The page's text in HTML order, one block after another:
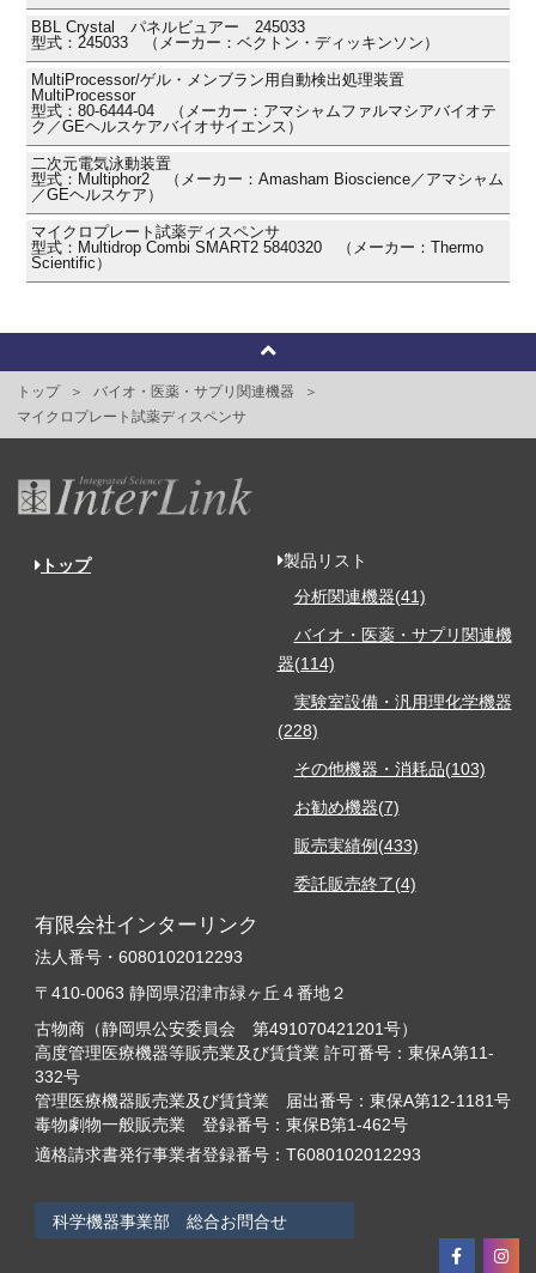
BBL Crystal パネルビュアー 245033
型式：245033 （メーカー：ベクトン・ディッキンソン）
MultiProcessor/ゲル・メンブラン用自動検出処理装置
MultiProcessor
型式：80-6444-04 （メーカー：アマシャムファルマシアバイオテ
ク／GEヘルスケアバイオサイエンス）
二次元電気泳動装置
型式：Multiphor2 （メーカー：Amasham Bioscience／アマシャム
／GEヘルスケア）
マイクロプレート試薬ディスペンサ
型式：Multidrop Combi SMART2 5840320 （メーカー：Thermo
Scientific）
トップ
バイオ・医薬・サプリ関連機器
マイクロプレート試薬ディスペンサ
トップ
製品リスト
分析関連機器(41)
バイオ・医薬・サプリ関連機
器(114)
実験室設備・汎用理化学機器
(228)
その他機器・消耗品(103)
お勧め機器(7)
販売実績例(433)
委託販売終了(4)
有限会社インターリンク
法人番号・6080102012293
〒410-0063 静岡県沼津市緑ヶ丘４番地２
古物商（静岡県公安委員会 第491070421201号）
高度管理医療機器等販売業及び賃貸業 許可番号：東保A第11-
332号
管理医療機器販売業及び賃貸業 届出番号：東保A第12-1181号
毒物劇物一般販売業 登録番号：東保B第1-462号
適格請求書発行事業者登録番号：T6080102012293
科学機器事業部 総合お問合せ